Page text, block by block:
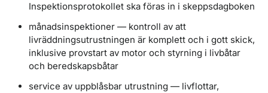
Inspektionsprotokollet ska föras in i skeppsdagboken
månadsinspektioner — kontroll av att
livräddningsutrustningen är komplett och i gott skick,
inklusive provstart av motor och styrning i livbåtar
och beredskapsbåtar
service av uppblåsbar utrustning — livflottar,